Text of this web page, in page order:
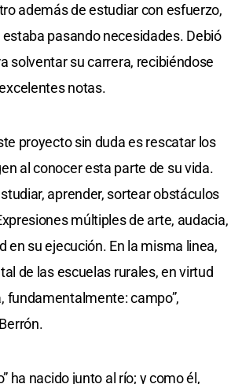
además de estudiar con esfuerzo,
pasando necesidades. Debió
solventar su carrera, recibiéndose
notas.
proyecto sin duda es rescatar los
al conocer esta parte de su vida.
aprender, sortear obstáculos
múltiples de arte, audacia,
en su ejecución. En la misma linea,
de las escuelas rurales, en virtud
fundamentalmente: campo”,
ha nacido junto al río; y como él,